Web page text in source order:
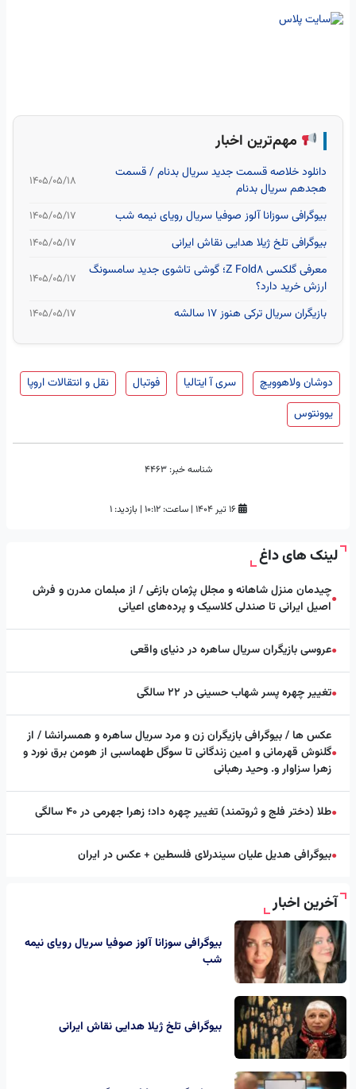
مهم‌ترین اخبار
دانلود خلاصه قسمت جدید سریال بدنام / قسمت
هجدهم سریال بدنام
۱۴۰۵/۰۵/۱۸
بیوگرافی سوزانا آلوز صوفیا سریال رویای نیمه شب ۱۴۰۵/۰۵/۱۷
بیوگرافی تلخ ژیلا هدایی نقاش ایرانی ۱۴۰۵/۰۵/۱۷
معرفی گلکسی Z Fold8؛ گوشی تاشوی جدید سامسونگ
ارزش خرید دارد؟
۱۴۰۵/۰۵/۱۷
بازیگران سریال ترکی هنوز ۱۷ سالشه ۱۴۰۵/۰۵/۱۷
دوشان ولاهوویچ سری آ ایتالیا فوتبال
نقل و انتقالات اروپا
یوونتوس
شناسه خبر: 4463
۱۶ تیر ۱۴۰۴ | ساعت: ۱۰:۱۲ | بازدید: 1
لینک های داغ
●چیدمان منزل شاهانه و مجلل پژمان بازغی / از مبلمان مدرن و فرش
اصیل ایرانی تا صندلی کلاسیک و پرده‌های اعیانی
●عروسی بازیگران سریال ساهره در دنیای واقعی
●تغییر چهره پسر شهاب حسینی در ۲۲ سالگی
●
عکس ها / بیوگرافی بازیگران زن و مرد سریال ساهره و همسرانشا / از
گلنوش قهرمانی و امین زندگانی تا سوگل طهماسبی از هومن برق نورد و
زهرا سزاوار و. وحید رهبانی
●طلا (دختر فلج و ثروتمند) تغییر چهره داد؛ زهرا جهرمی در ۴۰ سالگی
●بیوگرافی هدیل علیان سیندرلای فلسطین + عکس در ایران
آخرین اخبار
بیوگرافی سوزانا آلوز صوفیا سریال رویای نیمه
شب
بیوگرافی تلخ ژیلا هدایی نقاش ایرانی